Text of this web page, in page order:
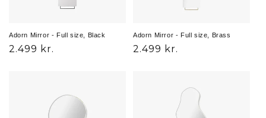
Adorn Mirror - Full size, Black
Normalpris
2.499 kr.
Adorn Mirror - Full size, Brass
Normalpris
2.499 kr.